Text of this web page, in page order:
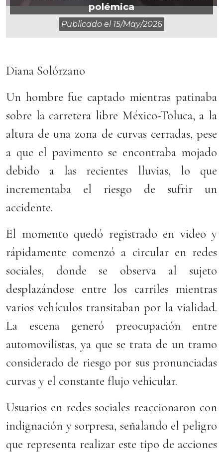
polémica
Publicado el 15/may/2026
Diana Solórzano
Un hombre fue captado mientras patinaba
sobre la carretera libre México-Toluca, a la
altura de una zona de curvas cerradas, pese
a que el pavimento se encontraba mojado
debido a las recientes lluvias, lo que
incrementaba el riesgo de sufrir un
accidente.
El momento quedó registrado en video y
rápidamente comenzó a circular en redes
sociales, donde se observa al sujeto
desplazándose entre los carriles mientras
varios vehículos transitaban por la vialidad.
La escena generó preocupación entre
automovilistas, ya que se trata de un tramo
considerado de riesgo por sus pronunciadas
curvas y el constante flujo vehicular.
Usuarios en redes sociales reaccionaron con
indignación y sorpresa, señalando el peligro
que representa realizar este tipo de acciones